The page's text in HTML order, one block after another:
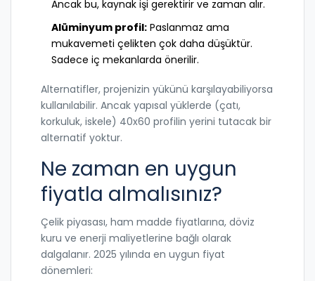
Ancak bu, kaynak işi gerektirir ve zaman alır.
Alüminyum profil: Paslanmaz ama
mukavemeti çelikten çok daha düşüktür.
Sadece iç mekanlarda önerilir.
Alternatifler, projenizin yükünü karşılayabiliyorsa
kullanılabilir. Ancak yapısal yüklerde (çatı,
korkuluk, iskele) 40x60 profilin yerini tutacak bir
alternatif yoktur.
Ne zaman en uygun
fiyatla almalısınız?
Çelik piyasası, ham madde fiyatlarına, döviz
kuru ve enerji maliyetlerine bağlı olarak
dalgalanır. 2025 yılında en uygun fiyat
dönemleri: